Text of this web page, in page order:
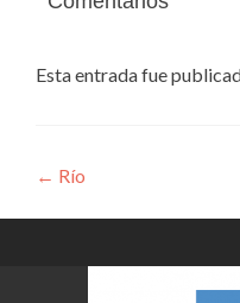
Esta entrada fue
Navegación
de
entradas
← Río